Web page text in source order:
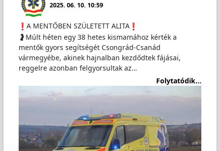
2025. 06. 10. 10:59
️A MENTŐBEN SZÜLETETT ALITA
🤰Múlt héten egy 38 hetes kismamához kérték a
mentők gyors segítségét Csongrád-Csanád
vármegyébe, akinek hajnalban kezdődtek fájásai,
reggelre azonban felgyorsultak az…
Folytatódik...